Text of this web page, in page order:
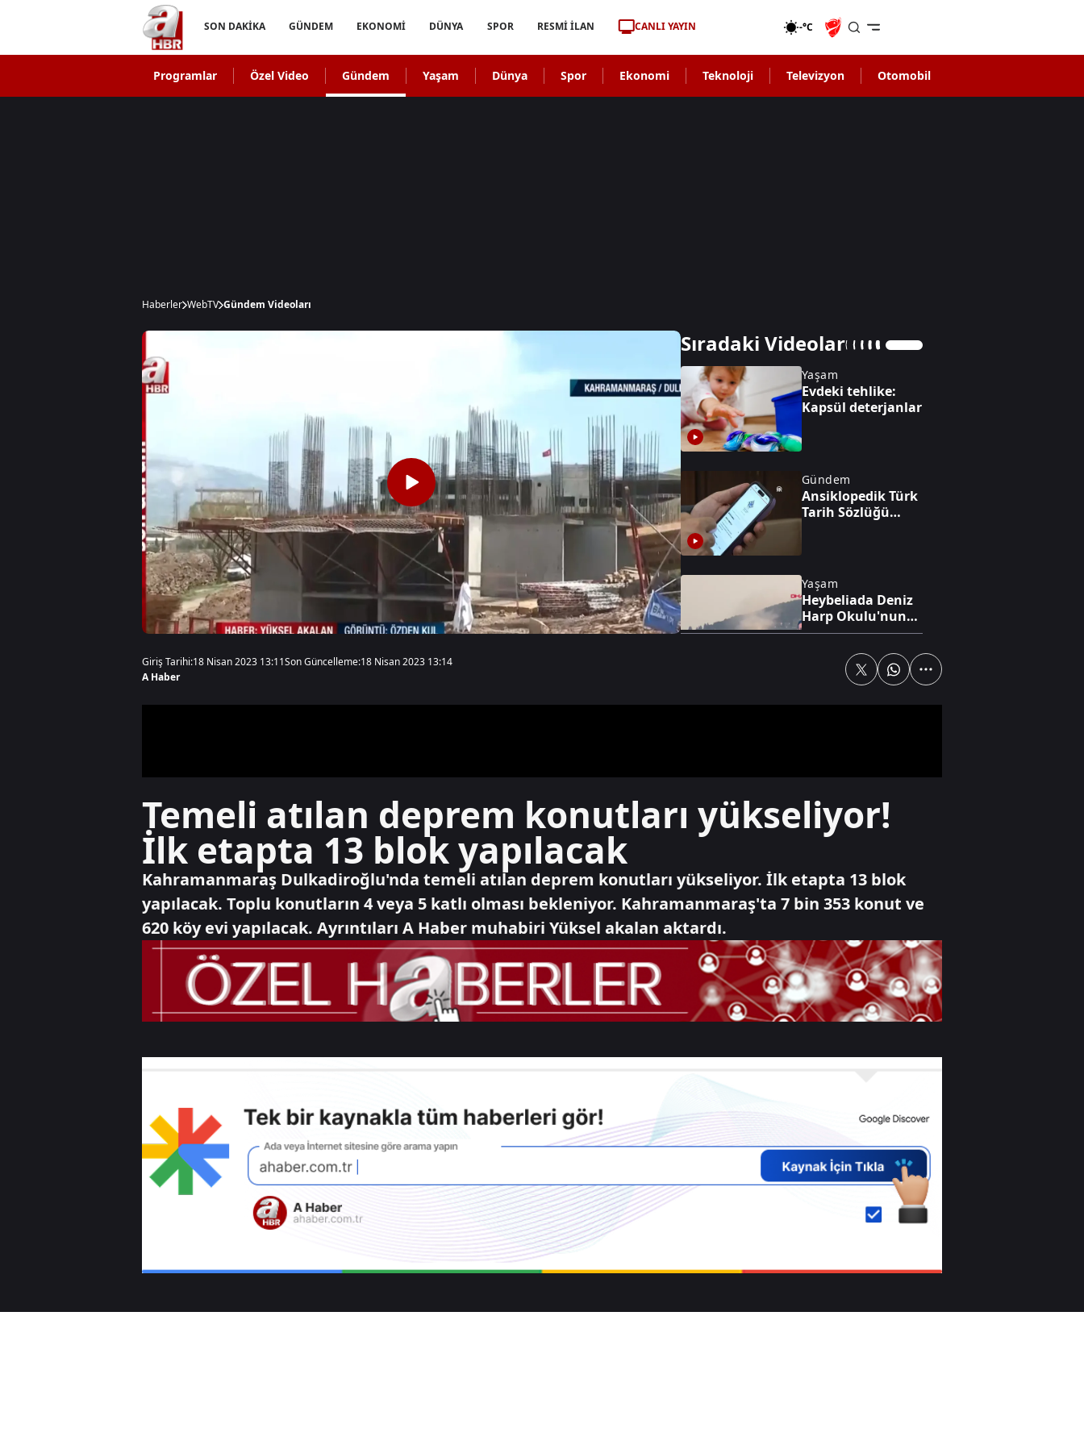
SON DAKİKA GÜNDEM EKONOMİ DÜNYA SPOR RESMİ İLAN CANLI YAYIN -°C
Programlar Özel Video Gündem Yaşam Dünya Spor Ekonomi Teknoloji Televizyon Otomobil
Haberler WebTV Gündem Videoları
Sıradaki Videolar
Yaşam
Evdeki tehlike:
Kapsül deterjanlar
Gündem
Ansiklopedik Türk
Tarih Sözlüğü
Yaşam
Heybeliada Deniz
Harp Okulu'nun
çatısında yangın
MGK: FETÖ ile
Muhammed Salah
taraftarla buluştu
Gündem
Bilecik'te arazide
söndürüldü
Giriş Tarihi:18 Nisan 2023 13:11Son Güncelleme:18 Nisan 2023 13:14
A Haber
Temeli atılan deprem konutları yükseliyor!
İlk etapta 13 blok yapılacak
Kahramanmaraş Dulkadiroğlu'nda temeli atılan deprem konutları yükseliyor. İlk etapta 13 blok
yapılacak. Toplu konutların 4 veya 5 katlı olması bekleniyor. Kahramanmaraş'ta 7 bin 353 konut ve
620 köy evi yapılacak. Ayrıntıları A Haber muhabiri Yüksel akalan aktardı.